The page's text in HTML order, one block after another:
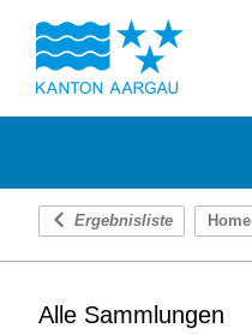
Ergebnisliste Home
Alle Sammlungen